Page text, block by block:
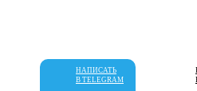
НАПИСАТЬ
В TELEGRAM